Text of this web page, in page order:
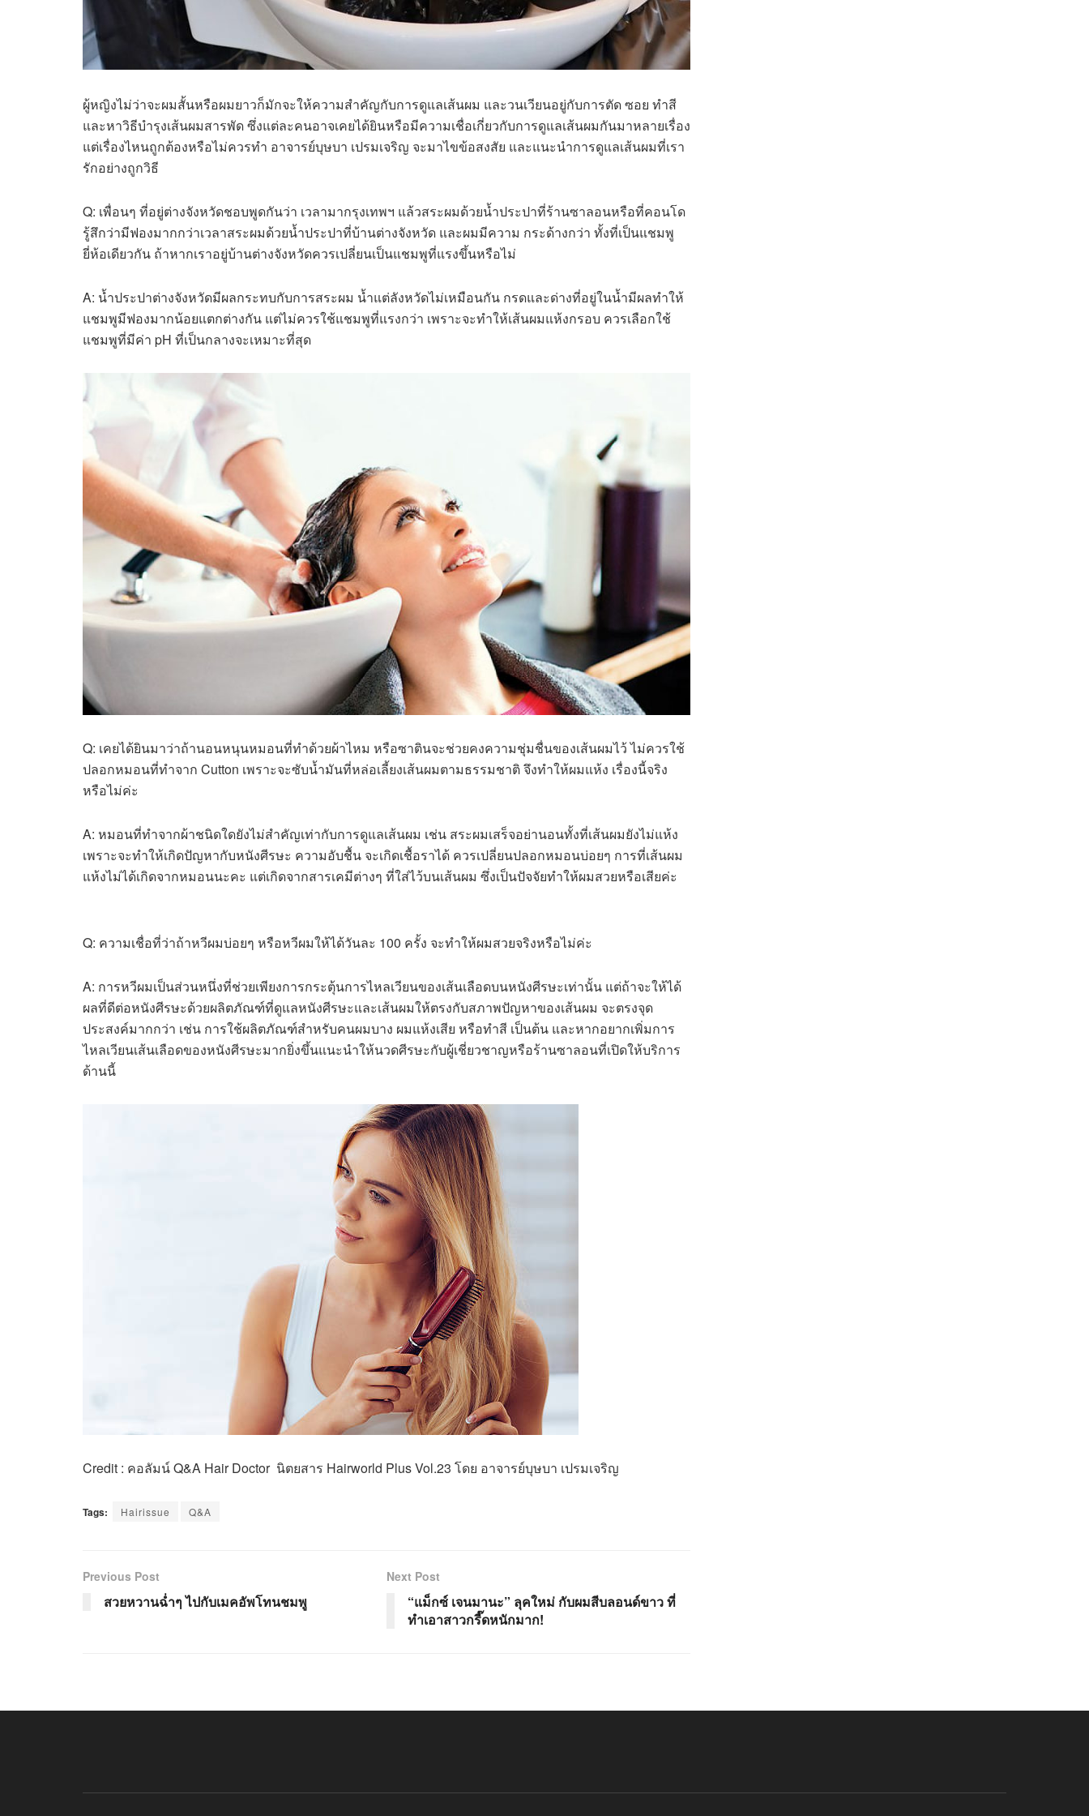
ผู้หญิงไม่ว่าจะผมสั้นหรือผมยาวก็มักจะให้ความสำคัญกับการดูแลเส้นผม และวนเวียนอยู่กับการตัด ซอย ทำสี
และหาวิธีบำรุงเส้นผมสารพัด ซึ่งแต่ละคนอาจเคยได้ยินหรือมีความเชื่อเกี่ยวกับการดูแลเส้นผมกันมาหลายเรื่อง
แต่เรื่องไหนถูกต้องหรือไม่ควรทำ อาจารย์บุษบา เปรมเจริญ จะมาไขข้อสงสัย และแนะนำการดูแลเส้นผมที่เรา
รักอย่างถูกวิธี
Q: เพื่อนๆ ที่อยู่ต่างจังหวัดชอบพูดกันว่า เวลามากรุงเทพฯ แล้วสระผมด้วยน้ำประปาที่ร้านซาลอนหรือที่คอนโด
รู้สึกว่ามีฟองมากกว่าเวลาสระผมด้วยน้ำประปาที่บ้านต่างจังหวัด และผมมีความ กระด้างกว่า ทั้งที่เป็นแชมพู
ยี่ห้อเดียวกัน ถ้าหากเราอยู่บ้านต่างจังหวัดควรเปลี่ยนเป็นแชมพูที่แรงขึ้นหรือไม่
A: น้ำประปาต่างจังหวัดมีผลกระทบกับการสระผม น้ำแต่ลังหวัดไม่เหมือนกัน กรดและด่างที่อยู่ในน้ำมีผลทำให้
แชมพูมีฟองมากน้อยแตกต่างกัน แต่ไม่ควรใช้แชมพูที่แรงกว่า เพราะจะทำให้เส้นผมแห้งกรอบ ควรเลือกใช้
แชมพูที่มีค่า pH ที่เป็นกลางจะเหมาะที่สุด
Q: เคยได้ยินมาว่าถ้านอนหนุนหมอนที่ทำด้วยผ้าไหม หรือซาตินจะช่วยคงความชุ่มชื่นของเส้นผมไว้ ไม่ควรใช้
ปลอกหมอนที่ทำจาก Cutton เพราะจะซับน้ำมันที่หล่อเลี้ยงเส้นผมตามธรรมชาติ จึงทำให้ผมแห้ง เรื่องนี้จริง
หรือไม่ค่ะ
A: หมอนที่ทำจากผ้าชนิดใดยังไม่สำคัญเท่ากับการดูแลเส้นผม เช่น สระผมเสร็จอย่านอนทั้งที่เส้นผมยังไม่แห้ง
เพราะจะทำให้เกิดปัญหากับหนังศีรษะ ความอับชื้น จะเกิดเชื้อราได้ ควรเปลี่ยนปลอกหมอนบ่อยๆ การที่เส้นผม
แห้งไม่ได้เกิดจากหมอนนะคะ แต่เกิดจากสารเคมีต่างๆ ที่ใส่ไว้บนเส้นผม ซึ่งเป็นปัจจัยทำให้ผมสวยหรือเสียค่ะ
Q: ความเชื่อที่ว่าถ้าหวีผมบ่อยๆ หรือหวีผมให้ได้วันละ 100 ครั้ง จะทำให้ผมสวยจริงหรือไม่ค่ะ
A: การหวีผมเป็นส่วนหนึ่งที่ช่วยเพียงการกระตุ้นการไหลเวียนของเส้นเลือดบนหนังศีรษะเท่านั้น แต่ถ้าจะให้ได้
ผลที่ดีต่อหนังศีรษะด้วยผลิตภัณฑ์ที่ดูแลหนังศีรษะและเส้นผมให้ตรงกับสภาพปัญหาของเส้นผม จะตรงจุด
ประสงค์มากกว่า เช่น การใช้ผลิตภัณฑ์สำหรับคนผมบาง ผมแห้งเสีย หรือทำสี เป็นต้น และหากอยากเพิ่มการ
ไหลเวียนเส้นเลือดของหนังศีรษะมากยิ่งขึ้นแนะนำให้นวดศีรษะกับผู้เชี่ยวชาญหรือร้านซาลอนที่เปิดให้บริการ
ด้านนี้
Credit : คอลัมน์ Q&A Hair Doctor นิตยสาร Hairworld Plus Vol.23 โดย อาจารย์บุษบา เปรมเจริญ
Tags: Hairissue Q&A
Previous Post
สวยหวานฉ่ำๆ ไปกับเมคอัพโทนชมพู
Next Post
“แม็กซ์ เจนมานะ” ลุคใหม่ กับผมสีบลอนด์ขาว ที่
ทำเอาสาวกรี๊ดหนักมาก!